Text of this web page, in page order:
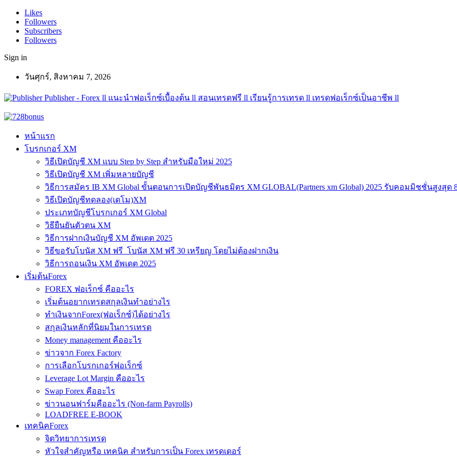
Likes
Followers
Subscribers
Followers
Sign in
วันศุกร์, สิงหาคม 7, 2026
Publisher - Forex ll แนะนำฟอเร็กซ์เบื้องต้น ll สอนเทรดฟรี ll เรียนรู้การเทรด ll เทรดฟอเร็กซ์เป็นอาชีพ ll
หน้าแรก
โบรกเกอร์ XM
วิธีเปิดบัญชี XM แบบ Step by Step สำหรับมือใหม่ 2025
วิธีเปิดบัญชี XM เพิ่มหลายบัญชี
วิธีการสมัคร IB XM Global ขั้นตอนการเปิดบัญชีพันธมิตร XM GLOBAL(Partners xm Global) 2025 รับคอมมิชชั่นสูงสุด
วิธีเปิดบัญชีทดลอง(เดโม)XM
ประเภทบัญชีโบรกเกอร์ XM Global
วิธียืนยันตัวตน XM
วิธีการฝากเงินบัญชี XM อัพเดต 2025
วิธีขอรับโบนัส XM ฟรี โบนัส XM ฟรี 30 เหรียญ โดยไม่ต้องฝากเงิน
วิธีการถอนเงิน XM อัพเดต 2025
เริ่มต้นForex
FOREX ฟอเร็กซ์ คืออะไร
เริ่มต้นอยากเทรดสกุลเงินทำอย่างไร
ทำเงินจากForex(ฟอเร็กซ์)ได้อย่างไร
สกุลเงินหลักที่นิยมในการเทรด
Money management คืออะไร
ข่าวจาก Forex Factory
การเลือกโบรกเกอร์ฟอเร็กซ์
Leverage Lot Margin คืออะไร
Swap Forex คืออะไร
ข่าวนอนฟาร์มคืออะไร (Non-farm Payrolls)
LOADFREE E-BOOK
เทคนิคForex
จิตวิทยาการเทรด
หัวใจสำคัญหรือ เทคนิค สำหรับการเป็น Forex เทรดเดอร์